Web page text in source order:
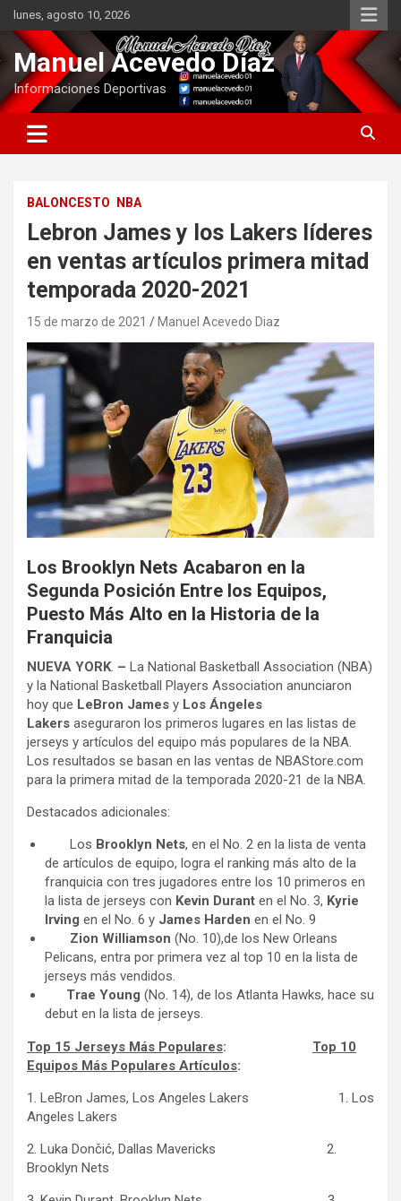
Saltar
contenido
lunes, agosto 10, 2026
Manuel Acevedo Díaz
Informaciones Deportivas
BALONCESTO NBA
Lebron James y los Lakers líderes
en ventas artículos primera mitad
temporada 2020-2021
15 de marzo de 2021 Manuel Acevedo Diaz
Los Brooklyn Nets Acabaron en la
Segunda Posición Entre los Equipos,
Puesto Más Alto en la Historia de la
Franquicia
NUEVA YORK. – La National Basketball Association (NBA)
y la National Basketball Players Association anunciaron
hoy que LeBron James y Los Ángeles
Lakers aseguraron los primeros lugares en las listas de
jerseys y artículos del equipo más populares de la NBA.
Los resultados se basan en las ventas de NBAStore.com
para la primera mitad de la temporada 2020-21 de la NBA.
Destacados adicionales:
Los Brooklyn Nets, en el No. 2 en la lista de venta
de artículos de equipo, logra el ranking más alto de la
franquicia con tres jugadores entre los 10 primeros en
la lista de jerseys con Kevin Durant en el No. 3, Kyrie
Irving en el No. 6 y James Harden en el No. 9
Zion Williamson (No. 10),de los New Orleans
Pelicans, entra por primera vez al top 10 en la lista de
jerseys más vendidos.
Trae Young (No. 14), de los Atlanta Hawks, hace su
debut en la lista de jerseys.
Top 15 Jerseys Más Populares: Top 10
Equipos Más Populares Artículos:
1. LeBron James, Los Angeles Lakers 1. Los
Angeles Lakers
2. Luka Dončić, Dallas Mavericks 2.
Brooklyn Nets